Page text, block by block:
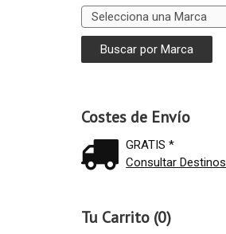
Costes de Envío
GRATIS *
Consultar Destinos
Tu Carrito (0)